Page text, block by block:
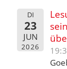
DI
23
JUN
2026